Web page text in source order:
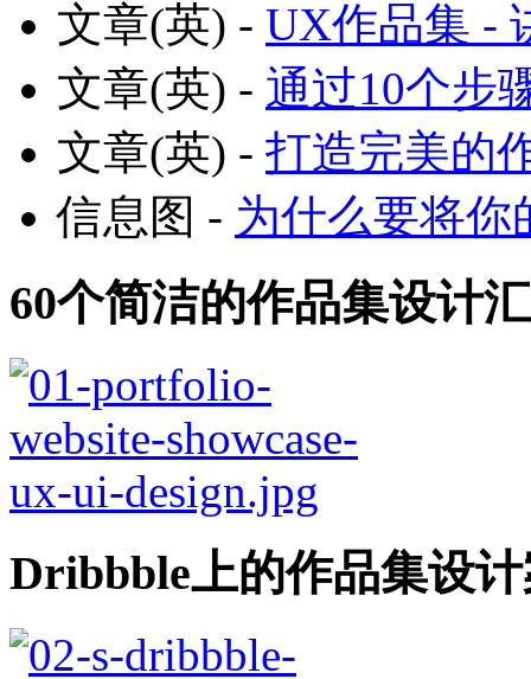
文章(英) - UX作品集 -
文章(英) - 通过10个步
文章(英) - 打造完美的
信息图 - 为什么要将你
60个简洁的作品集设计
Dribbble上的作品集设